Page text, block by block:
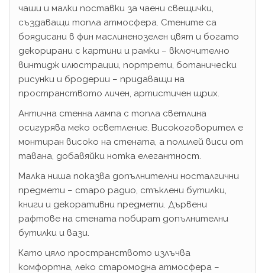
чаши и малки поставки за чаени свещички,
създаващи топла атмосфера. Стените са
боядисани в фин маслиненозелен цвят и богато
декорирани с картини и рамки – включително
винтидж илюстрации, портрети, ботанически
рисунки и бродерии – придаващи на
пространството личен, артистичен щрих.
Антична стенна лампа с топла светлина
осигурява меко осветление. Високоговорител е
монтиран високо на стената, а полилей виси от
тавана, добавяйки нотка елегантност.
Малка ниша показва допълнителни носталгични
предмети – старо радио, стъклени бутилки,
книги и декоративни предмети. Дървени
рафтове на стената побират допълнителни
бутилки и вази.
Като цяло пространството излъчва
комфортна, леко старомодна атмосфера –